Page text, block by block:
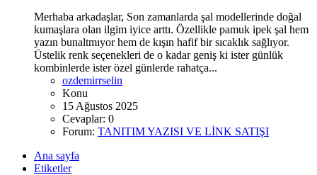
Merhaba arkadaşlar, Son zamanlarda şal modellerinde doğal
kumaşlara olan ilgim iyice arttı. Özellikle pamuk ipek şal hem
yazın bunaltmıyor hem de kışın hafif bir sıcaklık sağlıyor.
Üstelik renk seçenekleri de o kadar geniş ki ister günlük
kombinlerde ister özel günlerde rahatça...
ozdemirrselin
Konu
15 Ağustos 2025
Cevaplar: 0
Forum: TANITIM YAZISI VE LİNK SATIŞI
Ana sayfa
Etiketler